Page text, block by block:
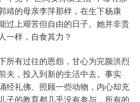
靖的母亲李萍那样，在生下杨康
过上艰苦但自由的日子。她并非贵
一样，自食其力？
所有过往的恩怨，甘心为完颜洪烈
夫，投入到新的生活中去。事实
经礼佛、照顾一些动物，内心却充
子的教育都几乎没有参与，所有的